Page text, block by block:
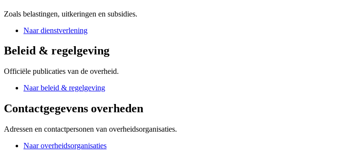
Zoals belastingen, uitkeringen en subsidies.
Naar dienstverlening
Beleid & regelgeving
Officiële publicaties van de overheid.
Naar beleid & regelgeving
Contactgegevens overheden
Adressen en contactpersonen van overheidsorganisaties.
Naar overheidsorganisaties